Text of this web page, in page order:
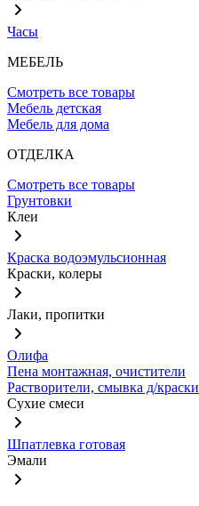
Часы
МЕБЕЛЬ
Смотреть все товары
Мебель детская
Мебель для дома
ОТДЕЛКА
Смотреть все товары
Грунтовки
Клеи
Краска водоэмульсионная
Краски, колеры
Лаки, пропитки
Олифа
Пена монтажная, очистители
Растворители, смывка д/краски
Сухие смеси
Шпатлевка готовая
Эмали